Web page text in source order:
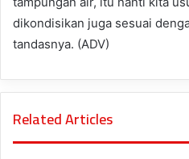
dikondisikan juga sesuai
tandasnya. (ADV)
Related Articles